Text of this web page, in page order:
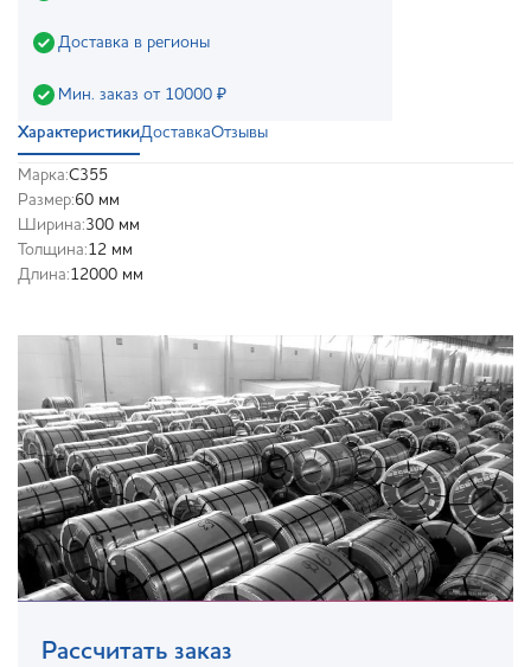
Доставка в регионы
Мин. заказ от 10000 ₽
ХарактеристикиДоставкаОтзывы
Марка:С355
Размер:60 мм
Ширина:300 мм
Толщина:12 мм
Длина:12000 мм
Рассчитать заказ